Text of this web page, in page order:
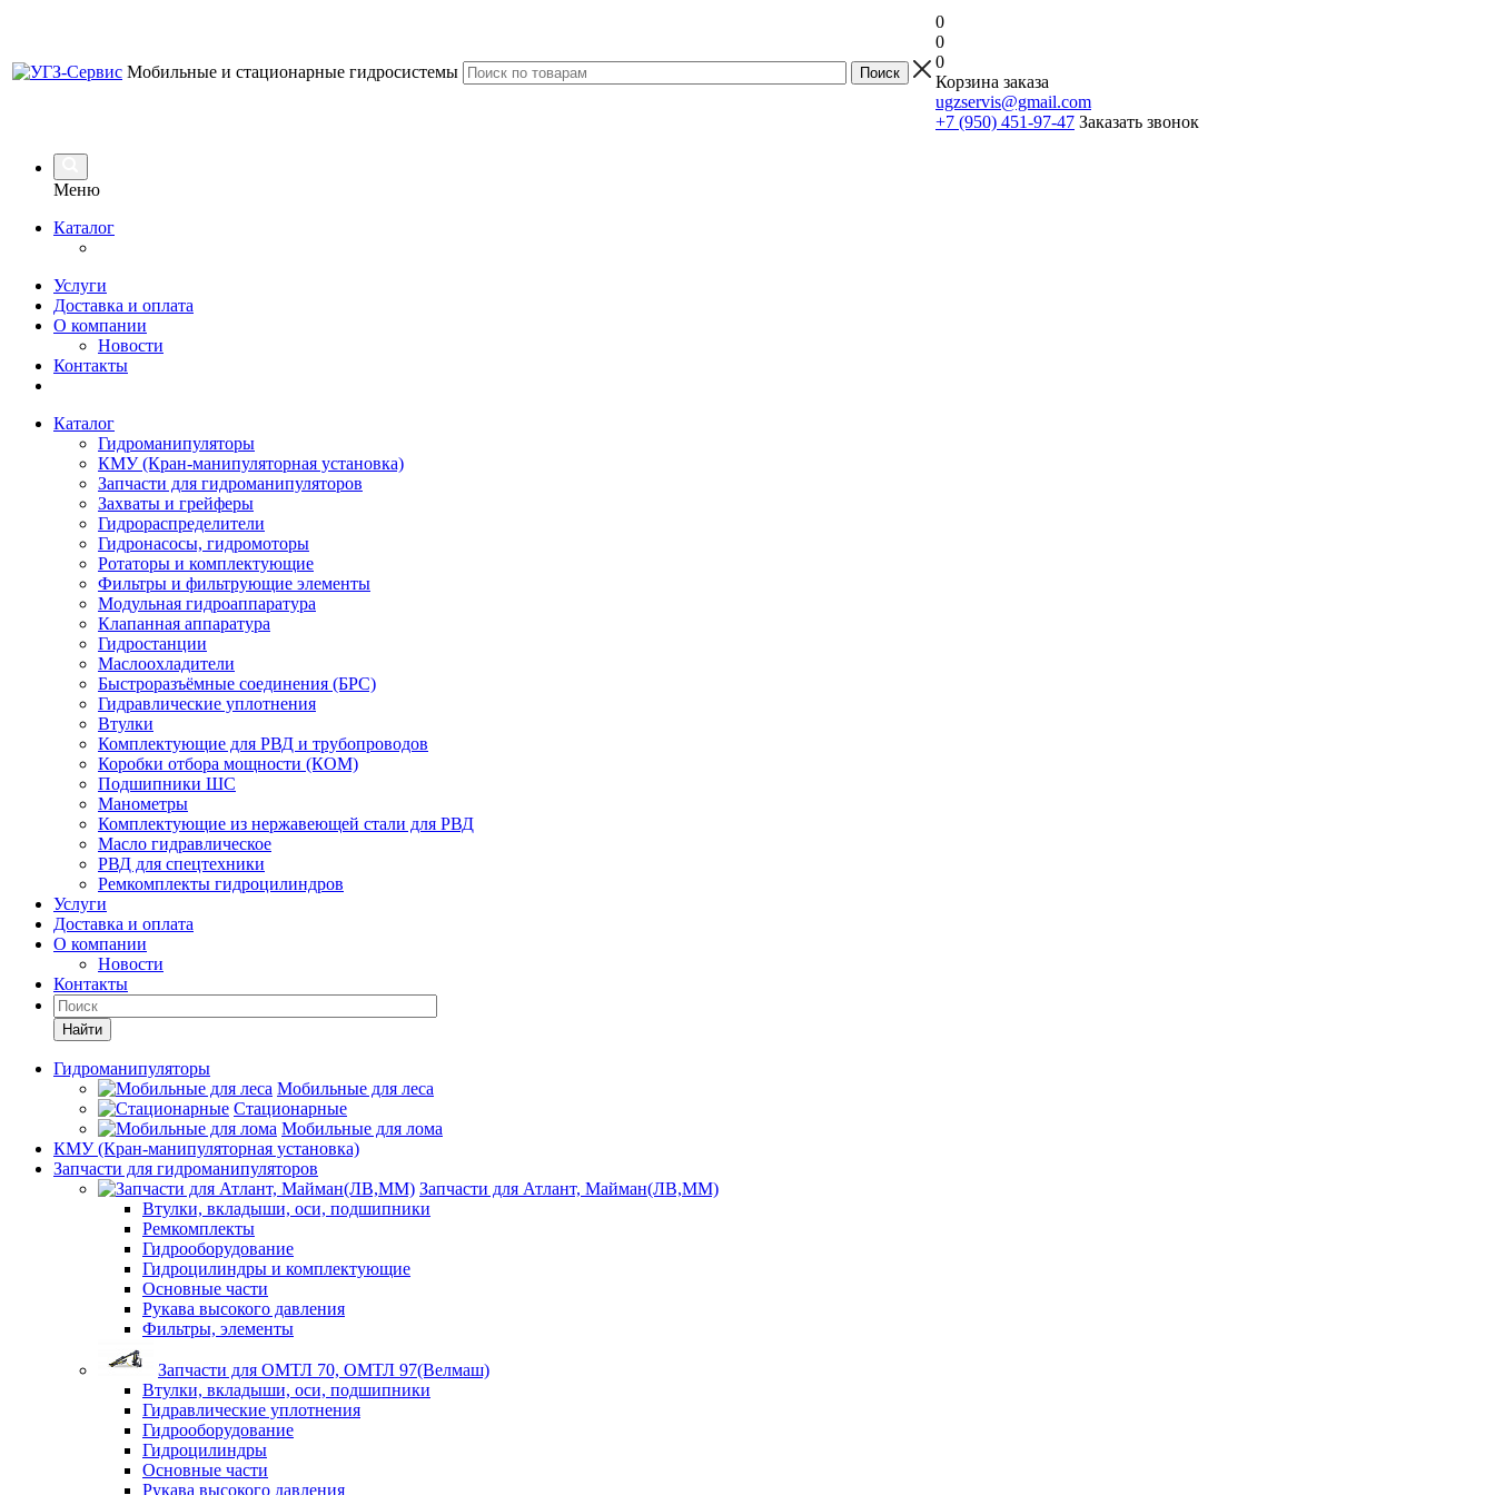
Мобильные и стационарные гидросистемы
0
0
0
Корзина заказа
ugzservis@gmail.com
+7 (950) 451-97-47 Заказать звонок
Меню
Каталог
Услуги
Доставка и оплата
О компании
Новости
Контакты
Каталог
Гидроманипуляторы
КМУ (Кран-манипуляторная установка)
Запчасти для гидроманипуляторов
Захваты и грейферы
Гидрораспределители
Гидронасосы, гидромоторы
Ротаторы и комплектующие
Фильтры и фильтрующие элементы
Модульная гидроаппаратура
Клапанная аппаратура
Гидростанции
Маслоохладители
Быстроразъёмные соединения (БРС)
Гидравлические уплотнения
Втулки
Комплектующие для РВД и трубопроводов
Коробки отбора мощности (КОМ)
Подшипники ШС
Манометры
Комплектующие из нержавеющей стали для РВД
Масло гидравлическое
РВД для спецтехники
Ремкомплекты гидроцилиндров
Услуги
Доставка и оплата
О компании
Новости
Контакты
Найти
Гидроманипуляторы
Мобильные для леса
Стационарные
Мобильные для лома
КМУ (Кран-манипуляторная установка)
Запчасти для гидроманипуляторов
Запчасти для Атлант, Майман(ЛВ,ММ)
Втулки, вкладыши, оси, подшипники
Ремкомплекты
Гидрооборудование
Гидроцилиндры и комплектующие
Основные части
Рукава высокого давления
Фильтры, элементы
Запчасти для ОМТЛ 70, ОМТЛ 97(Велмаш)
Втулки, вкладыши, оси, подшипники
Гидравлические уплотнения
Гидрооборудование
Гидроцилиндры
Основные части
Рукава высокого давления